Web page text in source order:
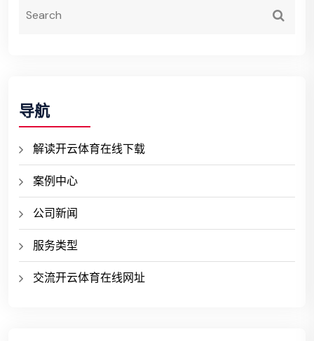
导航
解读开云体育在线下载
案例中心
公司新闻
服务类型
交流开云体育在线网址